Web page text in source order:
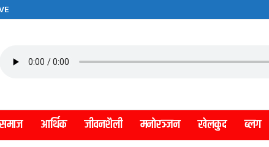
समाज आर्थिक जीवनशैली मनाेरञ्जन खेलकुद ब्लग